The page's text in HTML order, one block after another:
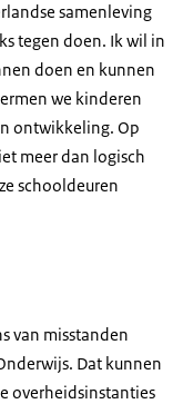
samenleving
tegen doen. Ik wil in
doen en kunnen
we kinderen
ontwikkeling. Op
meer dan logisch
schooldeuren
van misstanden
Dat kunnen
overheidsinstanties